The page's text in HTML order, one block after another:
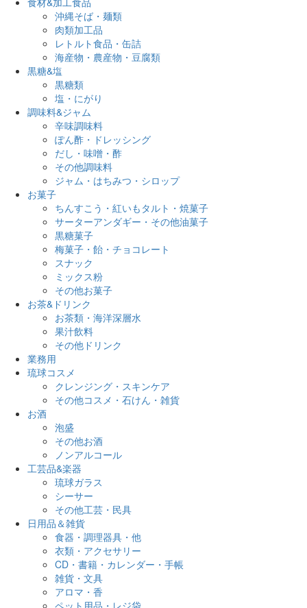
沖縄そば・麺類
肉類加工品
レトルト食品・缶詰
海産物・農産物・豆腐類
黒糖&塩
黒糖類
塩・にがり
調味料&ジャム
辛味調味料
ぽん酢・ドレッシング
だし・味噌・酢
その他調味料
ジャム・はちみつ・シロップ
お菓子
ちんすこう・紅いもタルト・焼菓子
サーターアンダギー・その他油菓子
黒糖菓子
梅菓子・飴・チョコレート
スナック
ミックス粉
その他お菓子
お茶&ドリンク
お茶類・海洋深層水
果汁飲料
その他ドリンク
業務用
琉球コスメ
クレンジング・スキンケア
その他コスメ・石けん・雑貨
お酒
泡盛
その他お酒
ノンアルコール
工芸品&楽器
琉球ガラス
シーサー
その他工芸・民具
日用品＆雑貨
食器・調理器具・他
衣類・アクセサリー
CD・書籍・カレンダー・手帳
雑貨・文具
アロマ・香
ペット用品・レジ袋